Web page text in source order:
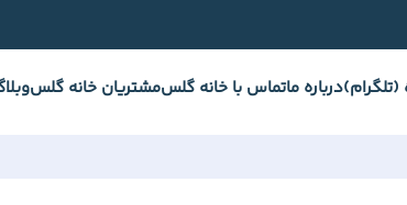
درباره ماتماس با خانه گلسمشتریان خانه گلس